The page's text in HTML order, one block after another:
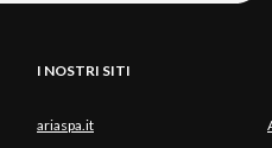
I NOSTRI SITI
ariaspa.it